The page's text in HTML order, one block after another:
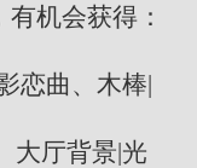
机会获得：
恋曲、木棒|
大厅背景|光